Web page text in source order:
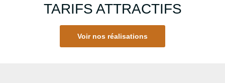
TARIFS ATTRACTIFS
Voir nos réalisations